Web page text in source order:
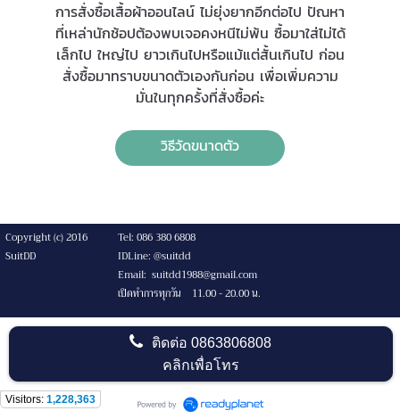
การสั่งซื้อเสื้อผ้าออนไลน์ ไม่ยุ่งยากอีกต่อไป ปัณหา
ที่เหล่านักช้อปต้องพบเจอคงหนีไม่พ้น ซื้อมาใส่ไม่ได้
เล็กไป ใหญ่ไป ยาวเกินไปหรือแม้แต่สั้นเกินไป ก่อน
สั่งซื้อมาทราบขนาดตัวเองกันก่อน เพื่อเพิ่มความ
มั่นในทุกครั้งที่สั่งซื้อค่ะ
วิธีวัดขนาดตัว
Copyright (c) 2016
Tel: 086 380 6808
SuitDD
IDLine: @suitdd
Email: suitdd1988@gmail.com
เปิดทำการทุกวัน 11.00 - 20.00 น.
ติดต่อ0863806808
คลิกเพื่อโทร
Visitors: 1,228,363